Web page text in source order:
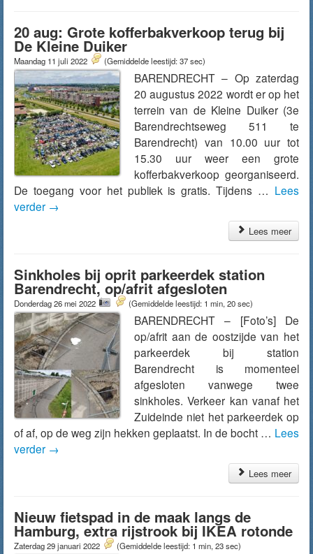
20 aug: Grote kofferbakverkoop terug bij
De Kleine Duiker
Maandag 11 juli 2022 (Gemiddelde leestijd: 37 sec)
BARENDRECHT – Op zaterdag
20 augustus 2022 wordt er op het
terrein van de Kleine Duiker (3e
Barendrechtseweg 511 te
Barendrecht) van 10.00 uur tot
15.30 uur weer een grote
kofferbakverkoop georganiseerd.
De toegang voor het publiek is gratis. Tijdens … Lees
verder →
Lees meer
Sinkholes bij oprit parkeerdek station
Barendrecht, op/afrit afgesloten
Donderdag 26 mei 2022 (Gemiddelde leestijd: 1 min, 20 sec)
BARENDRECHT – [Foto’s] De
op/afrit aan de oostzijde van het
parkeerdek bij station
Barendrecht is momenteel
afgesloten vanwege twee
sinkholes. Verkeer kan vanaf het
Zuideinde niet het parkeerdek op
of af, op de weg zijn hekken geplaatst. In de bocht … Lees
verder →
Lees meer
Nieuw fietspad in de maak langs de
Hamburg, extra rijstrook bij IKEA rotonde
Zaterdag 29 januari 2022 (Gemiddelde leestijd: 1 min, 23 sec)